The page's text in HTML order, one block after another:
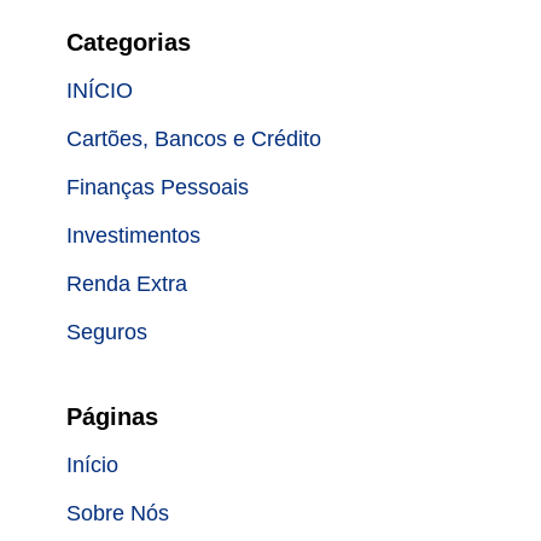
Categorias
INÍCIO
Cartões, Bancos e Crédito
Finanças Pessoais
Investimentos
Renda Extra
Seguros
Páginas
Início
Sobre Nós